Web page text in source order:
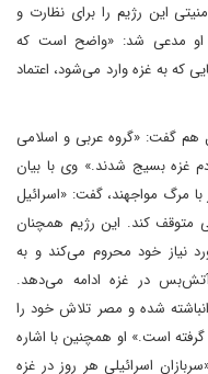
این رژیم را برای نظارت و
او مدعی شد: «واضح است که
که به غزه وارد می‌شود، اعتماد
هم گفت: «گروه عربی و اسلامی
غزه بسیج شدند.» وی با بیان
با مرگ مواجهند، گفت: «اسرائیل
متوقف کند. این رژیم همچنان
نیاز خود محروم می‌کند و به
آتش‌بس در غزه ادامه می‌دهد.
شده و مصر تلاش خود را
است.» او همچنین با اشاره
اسرائیلی هر روز در غزه